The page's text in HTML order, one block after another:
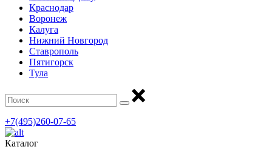
Краснодар
Воронеж
Калуга
Нижний Новгород
Ставрополь
Пятигорск
Тула
+7(495)260-07-65
Каталог